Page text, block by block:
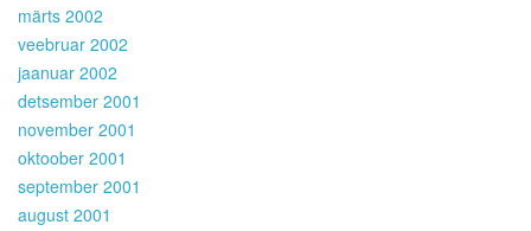
märts 2002
veebruar 2002
jaanuar 2002
detsember 2001
november 2001
oktoober 2001
september 2001
august 2001